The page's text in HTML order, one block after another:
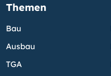
Themen
Bau
Ausbau
TGA